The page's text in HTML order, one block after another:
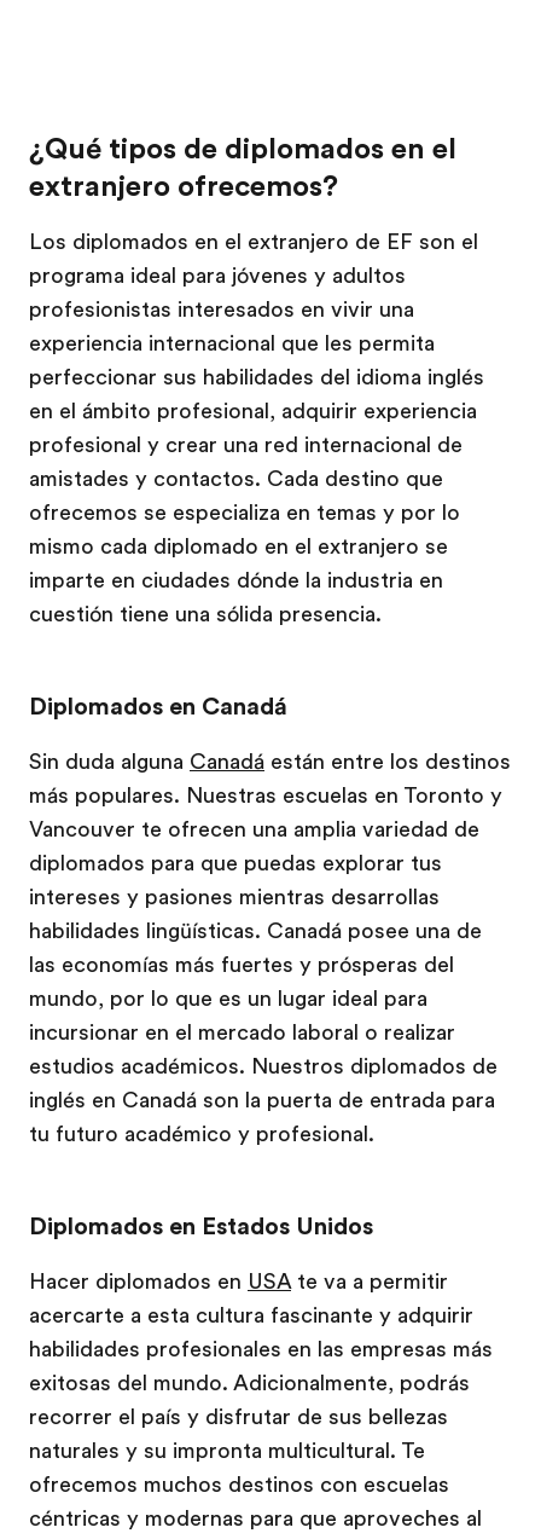
¿Qué tipos de diplomados en el
extranjero ofrecemos?
Los diplomados en el extranjero de EF son el
programa ideal para jóvenes y adultos
profesionistas interesados en vivir una
experiencia internacional que les permita
perfeccionar sus habilidades del idioma inglés
en el ámbito profesional, adquirir experiencia
profesional y crear una red internacional de
amistades y contactos. Cada destino que
ofrecemos se especializa en temas y por lo
mismo cada diplomado en el extranjero se
imparte en ciudades dónde la industria en
cuestión tiene una sólida presencia.
Diplomados en Canadá
Sin duda alguna Canadá están entre los destinos
más populares. Nuestras escuelas en Toronto y
Vancouver te ofrecen una amplia variedad de
diplomados para que puedas explorar tus
intereses y pasiones mientras desarrollas
habilidades lingüísticas. Canadá posee una de
las economías más fuertes y prósperas del
mundo, por lo que es un lugar ideal para
incursionar en el mercado laboral o realizar
estudios académicos. Nuestros diplomados de
inglés en Canadá son la puerta de entrada para
tu futuro académico y profesional.
Diplomados en Estados Unidos
Hacer diplomados en USAte va a permitir
acercarte a esta cultura fascinante y adquirir
habilidades profesionales en las empresas más
exitosas del mundo. Adicionalmente, podrás
recorrer el país y disfrutar de sus bellezas
naturales y su impronta multicultural. Te
ofrecemos muchos destinos con escuelas
céntricas y modernas para que aproveches al